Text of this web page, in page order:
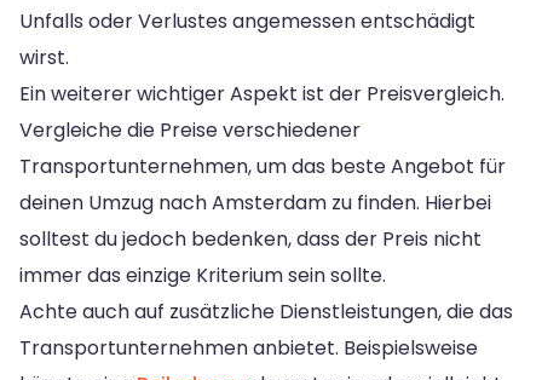
Unfalls oder Verlustes angemessen entschädigt
wirst.
Ein weiterer wichtiger Aspekt ist der Preisvergleich.
Vergleiche die Preise verschiedener
Transportunternehmen, um das beste Angebot für
deinen Umzug nach Amsterdam zu finden. Hierbei
solltest du jedoch bedenken, dass der Preis nicht
immer das einzige Kriterium sein sollte.
Achte auch auf zusätzliche Dienstleistungen, die das
Transportunternehmen anbietet. Beispielsweise